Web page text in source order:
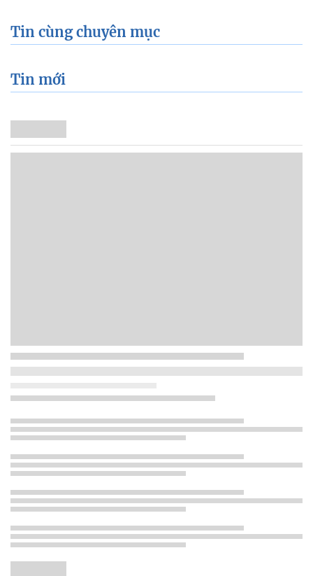
Tin cùng chuyên mục
Tin mới